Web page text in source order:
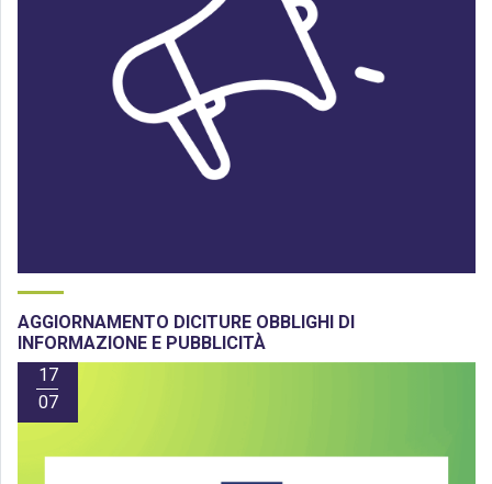
AGGIORNAMENTO DICITURE OBBLIGHI DI
INFORMAZIONE E PUBBLICITÀ
17
07